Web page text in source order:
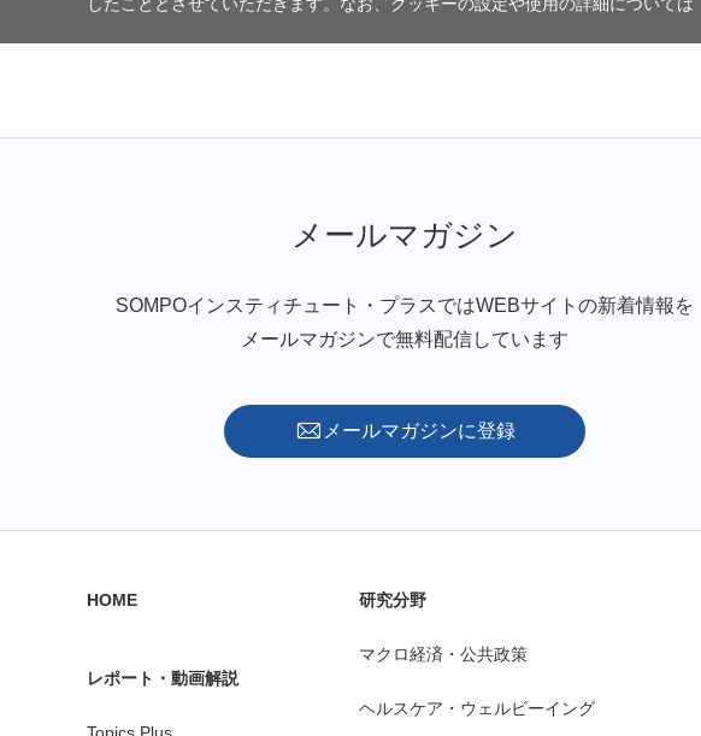
メールマガジン
SOMPOインスティチュート・プラスではWEBサイトの新着情報を
メールマガジンで無料配信しています
メールマガジンに登録
HOME
レポート・動画解説
Topics Plus
研究分野
マクロ経済・公共政策
ヘルスケア・ウェルビーイング